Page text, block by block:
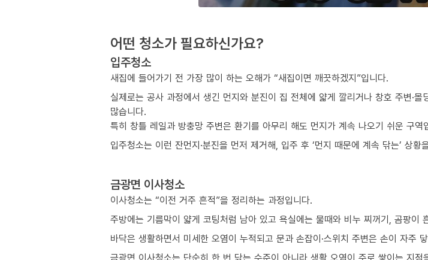
어떤 청소가 필요하신가요?
입주청소
새집에 들어가기 전 가장 많이 하는 오해가 “새집이면 깨끗하겠지”입니다.
실제로는 공사 과정에서 생긴 먼지와 분진이 집 전체에 얇게 깔리거나 창호 주변·
많습니다.
특히 창틀 레일과 방충망 주변은 환기를 아무리 해도 먼지가 계속 나오기 쉬운 구역
입주청소는 이런 잔먼지·분진을 먼저 제거해, 입주 후 ‘먼지 때문에 계속 닦는’ 상황
금광면 이사청소
이사청소는 “이전 거주 흔적”을 정리하는 과정입니다.
주방에는 기름막이 얇게 코팅처럼 남아 있고 욕실에는 물때와 비누 찌꺼기, 곰팡이
바닥은 생활하면서 미세한 오염이 누적되고 문과 손잡이·스위치 주변은 손이 자주